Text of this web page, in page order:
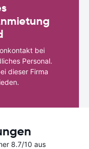
bei
Personal.
dieser Firma
8.7/10 aus